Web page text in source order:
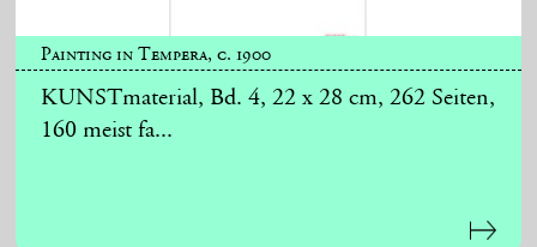
Painting in Tempera, c. 1900
KUNSTmaterial, Bd. 4, 22 x 28 cm, 262 Seiten,
160 meist fa...